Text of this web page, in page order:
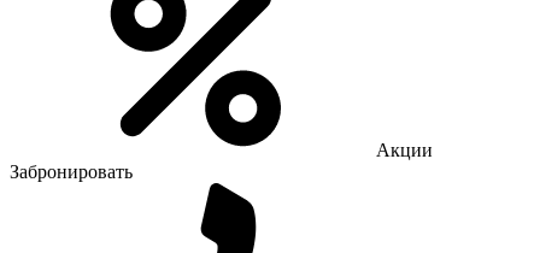
Акции
Забронировать